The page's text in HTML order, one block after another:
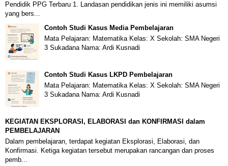
Pendidik PPG Terbaru 1. Landasan pendidikan jenis ini memiliki asumsi
yang bers...
Contoh Studi Kasus Media Pembelajaran
Mata Pelajaran: Matematika Kelas: X Sekolah: SMA Negeri
3 Sukadana Nama: Ardi Kusnadi
Contoh Studi Kasus LKPD Pembelajaran
Mata Pelajaran: Matematika Kelas: X Sekolah: SMA Negeri
3 Sukadana Nama: Ardi Kusnadi
KEGIATAN EKSPLORASI, ELABORASI dan KONFIRMASI dalam
PEMBELAJARAN
Dalam pembelajaran, terdapat kegiatan Eksplorasi, Elaborasi, dan
Konfirmasi. Ketiga kegiatan tersebut merupakan rancangan dan proses
pemb...